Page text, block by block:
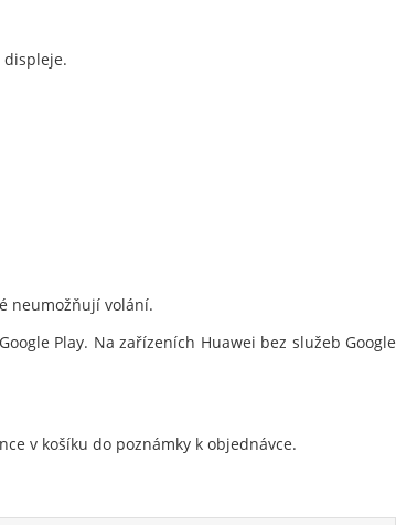
neumožňují volání.
Play. Na zařízeních Huawei bez služeb Google
v košíku do poznámky k objednávce.